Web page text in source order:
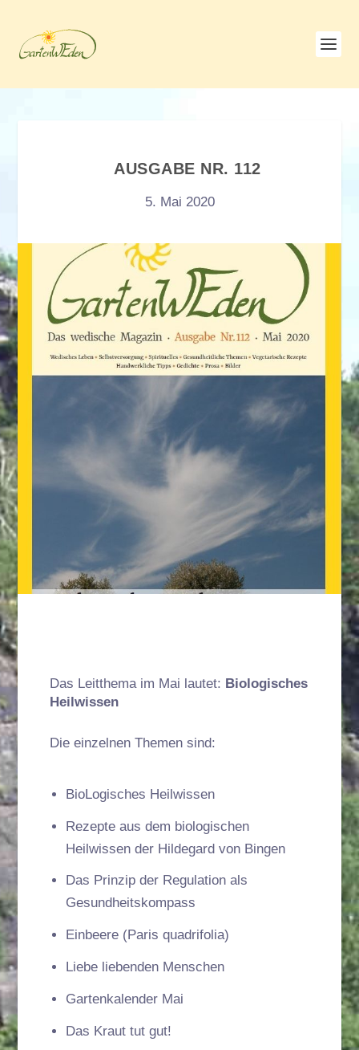
AUSGABE NR. 112
5. Mai 2020
Das Leitthema im Mai lautet: Biologisches
Heilwissen
Die einzelnen Themen sind:
BioLogisches Heilwissen
Rezepte aus dem biologischen
Heilwissen der Hildegard von Bingen
Das Prinzip der Regulation als
Gesundheitskompass
Einbeere (Paris quadrifolia)
Liebe liebenden Menschen
Gartenkalender Mai
Das Kraut tut gut!